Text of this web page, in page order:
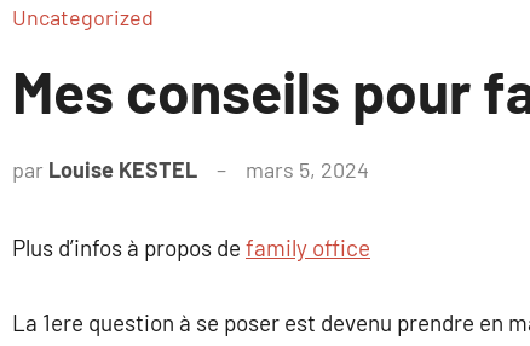
Uncategorized
Mes conseils pour
par Louise KESTEL mars 5, 2024
Plus d’infos à propos de family office
La 1ere question à se poser est devenu prendre en